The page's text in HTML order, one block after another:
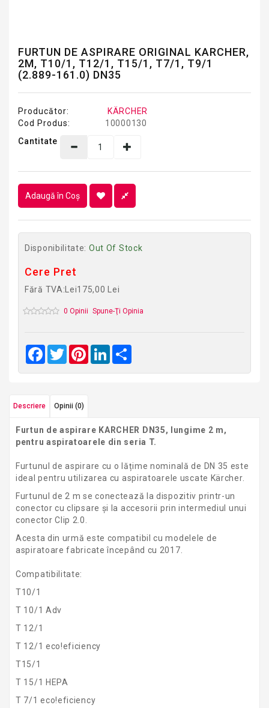
FURTUN DE ASPIRARE ORIGINAL KARCHER,
2M, T10/1, T12/1, T15/1, T7/1, T9/1
(2.889-161.0) DN35
Producător:
KÄRCHER
Cod Produs:
10000130
Cantitate
Adaugă în Coş
Disponibilitate: Out Of Stock
Cere Pret
Fără TVA:Lei175,00 Lei
0 Opinii Spune-Ţi Opinia
Facebook
TwitterPinterestLinkedIn
Descriere Opinii (0)
Furtun de aspirare KARCHER DN35, lungime 2 m,
pentru aspiratoarele din seria T.
Furtunul de aspirare cu o lățime nominală de DN 35 este
ideal pentru utilizarea cu aspiratoarele uscate Kärcher.
Furtunul de 2 m se conectează la dispozitiv printr-un
conector cu clipsare și la accesorii prin intermediul unui
conector Clip 2.0.
Acesta din urmă este compatibil cu modelele de
aspiratoare fabricate începând cu 2017.
Compatibilitate:
T10/1
T 10/1 Adv
T 12/1
T 12/1 eco!eficiency
T15/1
T 15/1 HEPA
T 7/1 eco!eficiency